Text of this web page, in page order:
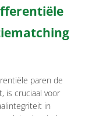
paren de
is cruciaal voor
in